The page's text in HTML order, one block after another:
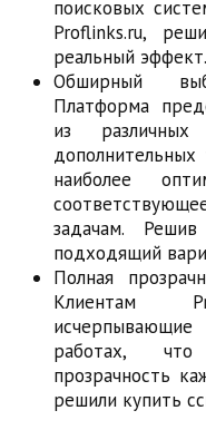
поисковых
Proflinks.ru,
реальный эффект.
Обширный
Платформа
из
дополнительных
наиболее
задачам.
подходящий
Полная
Клиентам
работах, что
прозрачность
решили купить